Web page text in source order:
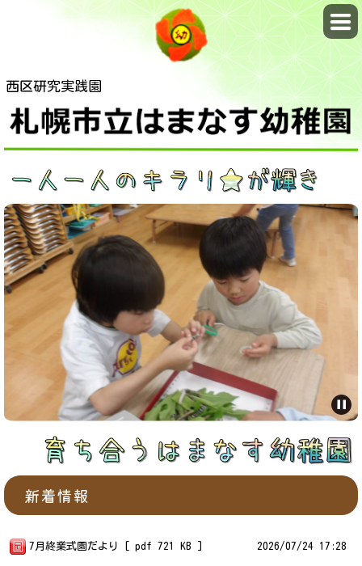
西区研究実践園
新着情報
7月終業式園だより [ pdf 721 KB ] 2026/07/24 17:28